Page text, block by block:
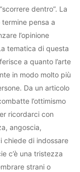
dentro”. La
pensa a
l’opinione
tematica di questa
a quanto l’arte
in modo molto più
Da un articolo
l’ottimismo
ricordarci con
angoscia,
chiede di indossare
c’è una tristezza
strani o